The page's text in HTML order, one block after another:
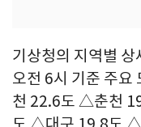
기상청의 지역별
오전 6시 기준 주
천 22.6도 △춘천